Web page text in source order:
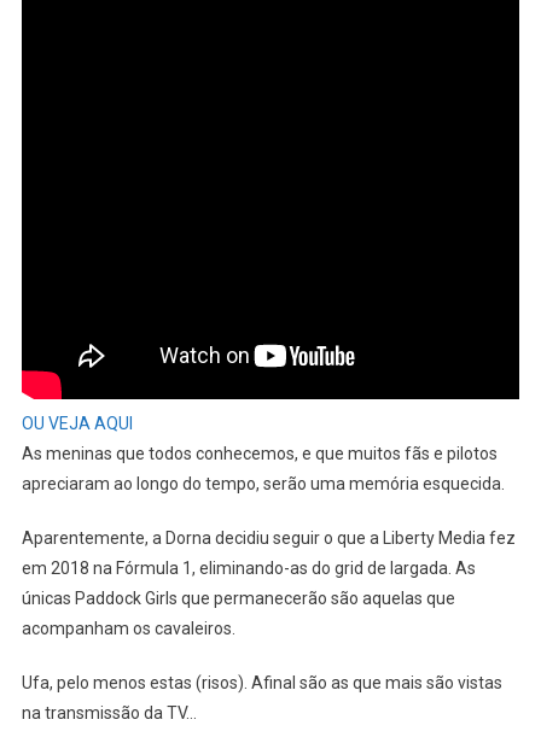
OU VEJA AQUI
As meninas que todos conhecemos, e que muitos fãs e pilotos
apreciaram ao longo do tempo, serão uma memória esquecida.
Aparentemente, a Dorna decidiu seguir o que a Liberty Media fez
em 2018 na Fórmula 1, eliminando-as do grid de largada. As
únicas Paddock Girls que permanecerão são aquelas que
acompanham os cavaleiros.
Ufa, pelo menos estas (risos). Afinal são as que mais são vistas
na transmissão da TV…